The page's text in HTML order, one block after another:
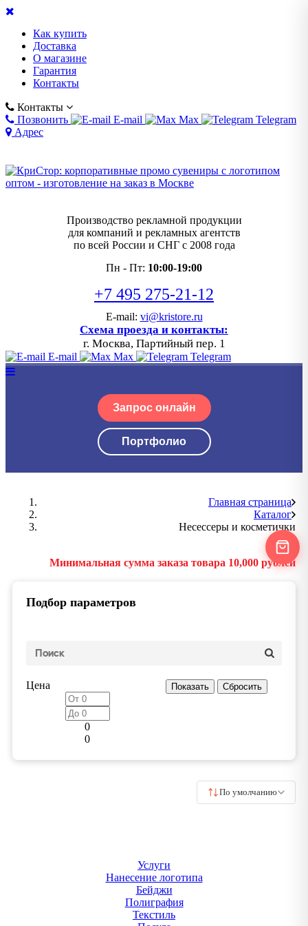
Как купить
Доставка
О магазине
Гарантия
Контакты
Контакты
Позвонить
E-mail Max
Telegram
Адрес
Производство рекламной продукции
для компаний и рекламных агентств
по всей России и СНГ с 2008 года
Пн - Пт: 10:00-19:00
+7 495 275-21-12
E-mail: vi@kristore.ru
Схема проезда и контакты:
г. Москва, Партийный пер. 1
E-mail Max Telegram
Запрос онлайн
Портфолио
Главная страница
Каталог
Несессеры и косметички
Минимальная сумма заказа товара 10,000 рублей
Подбор параметров
Цена
0
0
По умолчанию
Услуги
Нанесение логотипа
Бейджи
Полиграфия
Текстиль